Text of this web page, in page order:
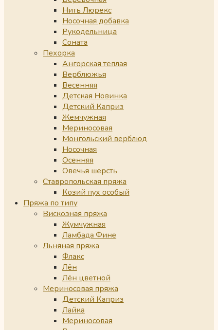
Нить Люрекс
Носочная добавка
Рукодельница
Соната
Пехорка
Ангорская теплая
Верблюжья
Весенняя
Детская Новинка
Детский Каприз
Жемчужная
Мериносовая
Монгольский верблюд
Носочная
Осенняя
Овечья шерсть
Ставропольская пряжа
Козий пух особый
Пряжа по типу
Вискозная пряжа
Жумчужная
Ламбада Фине
Льняная пряжа
Флакс
Лён
Лён цветной
Мериносовая пряжа
Детский Каприз
Лайка
Мериносовая